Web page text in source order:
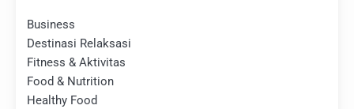
Business
Destinasi Relaksasi
Fitness & Aktivitas
Food & Nutrition
Healthy Food